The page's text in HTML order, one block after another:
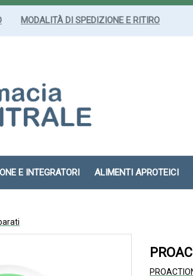
MODALITÀ DI SPEDIZIONE E RITIRO
E INTEGRATORI ALIMENTI APROTEICI